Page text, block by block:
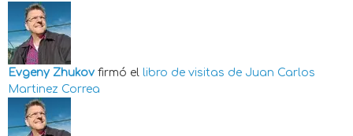
Evgeny Zhukov firmó el libro de visitas de Juan Carlos
Martinez Correa